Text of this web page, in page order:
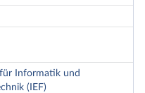
Informatik und
(IEF)